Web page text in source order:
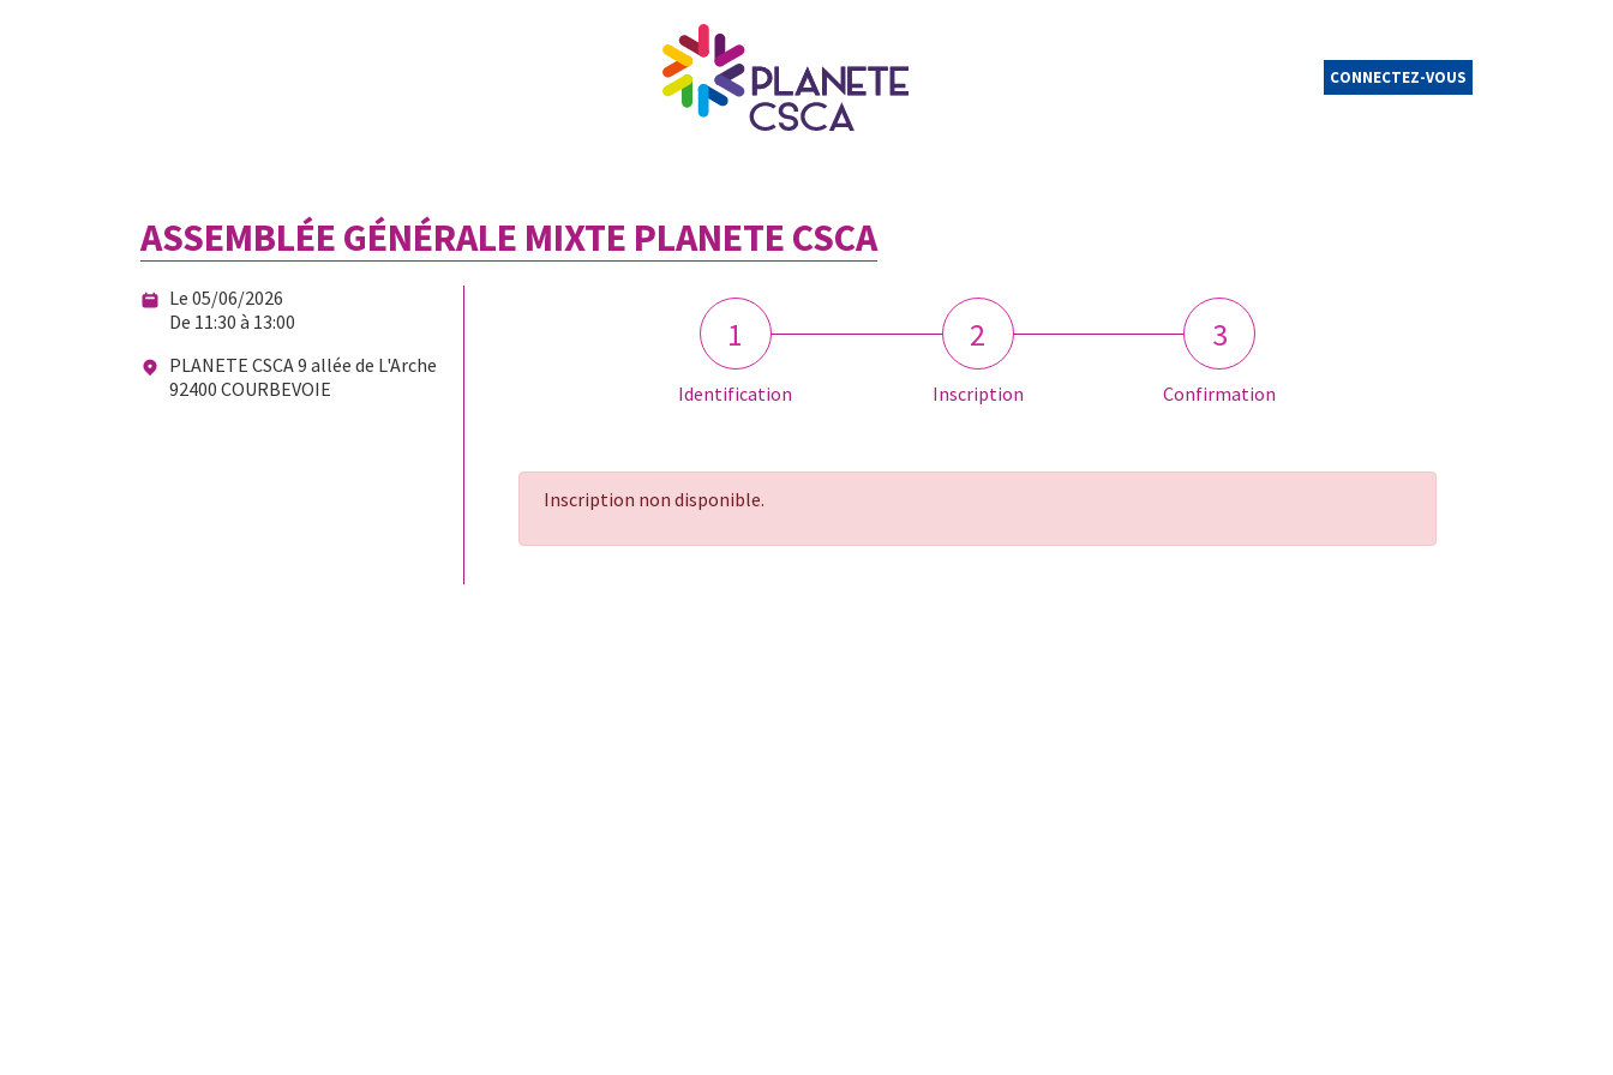
CONNECTEZ-VOUS
ASSEMBLÉE GÉNÉRALE MIXTE PLANETE CSCA
Le 05/06/2026
De 11:30 à 13:00
PLANETE CSCA 9 allée de L'Arche
92400 COURBEVOIE
1
Identification
2
Inscription
3
Confirmation
Inscription non disponible.